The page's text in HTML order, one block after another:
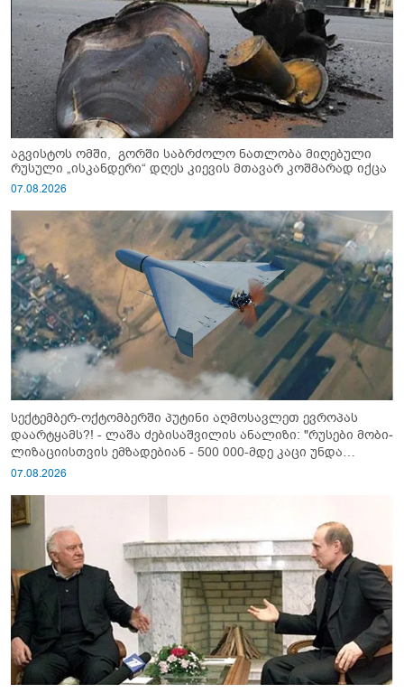
აგვისტოს ომში, გორში საბრძოლო ნათლობა მიღებული
რუსული „ისკანდერი“ დღეს კიევის მთავარ კოშმარად იქცა
07.08.2026
სექტემბერ-ოქტომბერში პუტინი აღმოსავლეთ ევროპას
დაარტყამს?! - ლაშა ძებისაშვილის ანალიზი: "რუსები მობი­
ლიზაციისთვის ემზადებიან - 500 000-მდე კაცი უნდა
გაიწვიონ ომში"
07.08.2026